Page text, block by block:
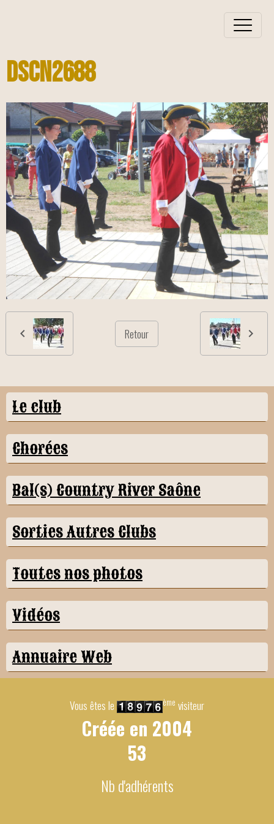
DSCN2688
Retour
Le club
Chorées
Bal(s) Country River Saône
Sorties Autres Clubs
Toutes nos photos
Vidéos
Annuaire Web
Vous êtes le ème visiteur
Créée en 2004
53
Nb d'adhérents